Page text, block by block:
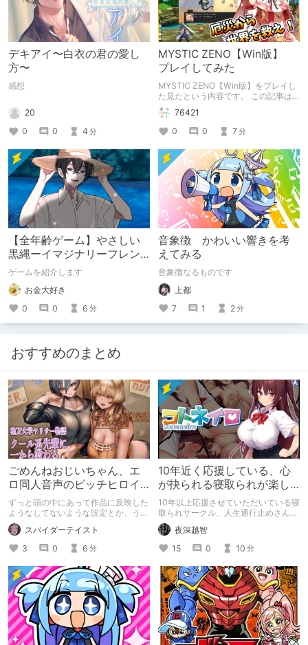
デキアイ〜白衣の君の愛し
方〜
感想
20
0
0 4 分
MYSTIC ZENO【Win版】
プレイしてみた
MYSTIC ZENO【Win版】をプレイし
た見たという内容です。 この記事は
通常のクリエイターズ記事です。
76421
0
0 7分
【全年齢ゲーム】やさしい
黒縄ーイマジナリーフレン
ドの「彼」と過ごすおぼん
やすみー
ゲームを紹介します
お金大好き
0
0 6 分
音象徴 かわいい響きを考
えてみる
音象徴なるものです
上都
7
1 2分
おすすめのまとめ
ごめんねおじいちゃん、エ
ロ同人音声のビッチヒロイ
ンに名前使って～過去作品
コンセプトを思い出そう～
ずっと頭の中にあって作品に反映した
ようなしてないような設定とか、うち
のヒロイン達の名づけの法則とかを頭
の中の映●研の金●さんに「そこにあ
っちゃいけねえんだよ」といわれたの
でとりあえず垂れ流します。
スパイダーテイスト
3
0 6 分
10年近く応援している、心
が抉られる寝取られが楽し
めるサークル
10年以上応援させていただいている寝
取られサークル、人生通行止めさんの
新作がとても良かったので、新作を中
心に、このサークルのゲームを紹介し
たくて、記事を書かせていただく。
キミノオモイからずっと好きな熱心な
ファンとしての記事にどうか、お付き
合いいただきたい（2026年7月18日
微修正）
夜深越智
15
0 10 分